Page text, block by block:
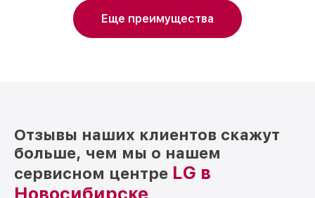
Еще преимущества
Отзывы наших клиентов скажут
больше, чем мы о нашем
сервисном центре LG в
Новосибирске